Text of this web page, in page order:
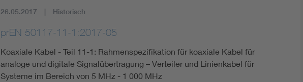
26.05.2017 Historisch
prEN 50117-11-1:2017-05
Koaxiale Kabel - Teil 11-1: Rahmenspezifikation für koaxiale Kabel für
analoge und digitale Signalübertragung – Verteiler und Linienkabel für
Systeme im Bereich von 5 MHz - 1 000 MHz